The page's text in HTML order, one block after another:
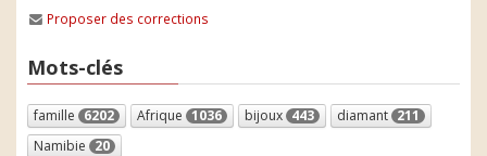
Proposer des corrections
Mots-clés
famille 6202 Afrique 1036 bijoux 443 diamant 211
Namibie 20